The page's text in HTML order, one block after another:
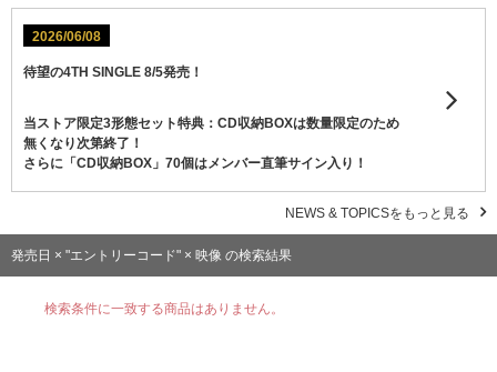
2026/06/08
待望の4TH SINGLE 8/5発売！
当ストア限定3形態セット特典：CD収納BOXは数量限定のため
無くなり次第終了！
さらに「CD収納BOX」70個はメンバー直筆サイン入り！
NEWS & TOPICSをもっと見る
発売日 × "エントリーコード" × 映像 の検索結果
検索条件に一致する商品はありません。